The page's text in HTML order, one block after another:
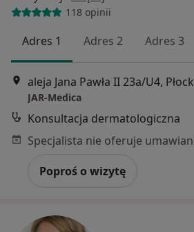
118 opinii
Adres 1 Adres 2 Adres 3
aleja Jana Pawła II 23a/U4, Płock
JAR-Medica
Konsultacja dermatologiczna
Poproś o wizytę